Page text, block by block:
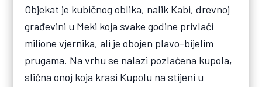
Objekat je kubičnog oblika, nalik Kabi, drevnoj
građevini u Meki koja svake godine privlači
milione vjernika, ali je obojen plavo-bijelim
prugama. Na vrhu se nalazi pozlaćena kupola,
slična onoj koja krasi Kupolu na stijeni u